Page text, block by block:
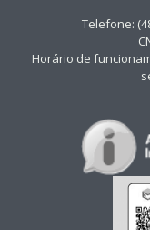
Telefone:
Horário de